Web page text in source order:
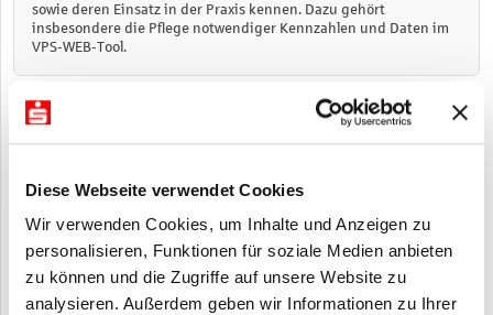
Diese Webseite verwendet Cookies
Wir verwenden Cookies, um Inhalte und Anzeigen zu
personalisieren, Funktionen für soziale Medien anbieten
zu können und die Zugriffe auf unsere Website zu
analysieren. Außerdem geben wir Informationen zu Ihrer
sowie deren Einsatz in der Praxis kennen. Dazu gehört
insbesondere die Pflege notwendiger Kennzahlen und Daten im
VPS-WEB-Tool.
31.409
Praxisdialog RSGV/SVWL Potenzialanalyse
Einsatz (online)
Die RSGV / SVWL Potenzialanalyse Firmenkunden effizient nutzen
Seit dem Jahr 2015 steht den Sparkassen die “RSGV/SVWL
Potenzialanalyse Firmenkunden" zur Verfügung. In diesem Jahr
umfasst die an der Hochschule für Finanzwirtschaft &
Management entwickelte Potenzialanalyse die Produktgruppen